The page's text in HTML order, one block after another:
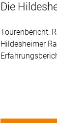
Die
Tourenbericht:
Hildesheimer